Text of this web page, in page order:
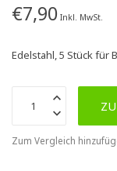
€7,90 Inkl. MwSt.
Edelstahl, 5 Stück für
Zum Vergleich